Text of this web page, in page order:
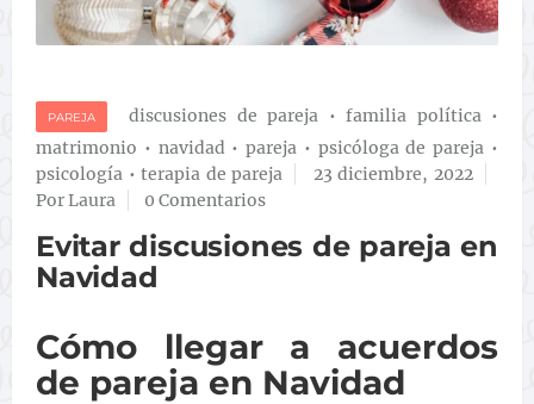
PAREJA discusiones de pareja •familia política•
matrimonio • navidad •pareja • psicóloga de pareja •
psicología •terapia de pareja
23 diciembre, 2022
Por Laura
0 Comentarios
Evitar discusiones de pareja en
Navidad
Cómo llegar a acuerdos
de pareja en Navidad